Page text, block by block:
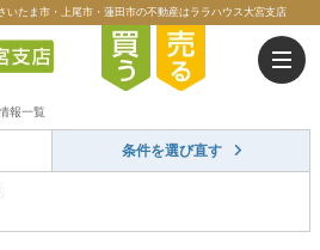
いたま市・上尾市・蓮田市の不動産はララハウス大宮支店
報一覧
条件を選び直す